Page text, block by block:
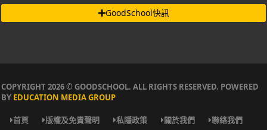
GoodSchool快訊
COPYRIGHT 2026 © GOODSCHOOL. ALL RIGHTS RESERVED. POWERED
BY EDUCATION MEDIA GROUP
首頁 版權及免責聲明 私隱政策 關於我們 聯絡我們